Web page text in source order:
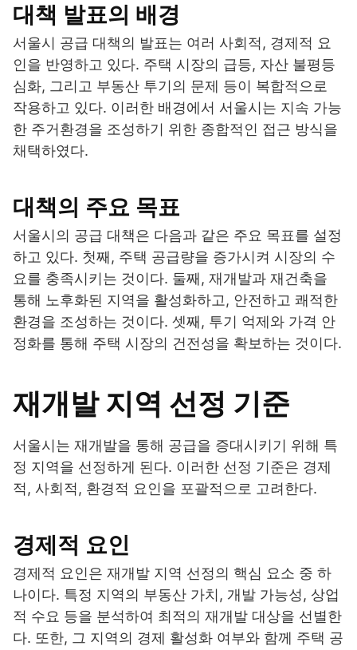
대책 발표의 배경
서울시 공급 대책의 발표는 여러 사회적, 경제적 요
인을 반영하고 있다. 주택 시장의 급등, 자산 불평등
심화, 그리고 부동산 투기의 문제 등이 복합적으로
작용하고 있다. 이러한 배경에서 서울시는 지속 가능
한 주거환경을 조성하기 위한 종합적인 접근 방식을
채택하였다.
대책의 주요 목표
서울시의 공급 대책은 다음과 같은 주요 목표를 설정
하고 있다. 첫째, 주택 공급량을 증가시켜 시장의 수
요를 충족시키는 것이다. 둘째, 재개발과 재건축을
통해 노후화된 지역을 활성화하고, 안전하고 쾌적한
환경을 조성하는 것이다. 셋째, 투기 억제와 가격 안
정화를 통해 주택 시장의 건전성을 확보하는 것이다.
재개발 지역 선정 기준
서울시는 재개발을 통해 공급을 증대시키기 위해 특
정 지역을 선정하게 된다. 이러한 선정 기준은 경제
적, 사회적, 환경적 요인을 포괄적으로 고려한다.
경제적 요인
경제적 요인은 재개발 지역 선정의 핵심 요소 중 하
나이다. 특정 지역의 부동산 가치, 개발 가능성, 상업
적 수요 등을 분석하여 최적의 재개발 대상을 선별한
다. 또한, 그 지역의 경제 활성화 여부와 함께 주택 공